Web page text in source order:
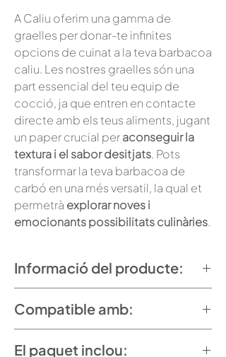
A Caliu oferim una gamma de
graelles per donar-te infinites
opcions de cuinat a la teva barbacoa
caliu. Les nostres graelles són una
part essencial del teu equip de
cocció, ja que entren en contacte
directe amb els teus aliments, jugant
un paper crucial peraconseguir la
textura i el sabor desitjats. Pots
transformar la teva barbacoa de
carbó en una més versatil, la qual et
permetrà explorar noves i
emocionants possibilitats culinàries.
Informació del producte:
Material: Acer inoxidable
Compatible amb:
Barbacoa Caliueta Catering
El paquet inclou: